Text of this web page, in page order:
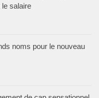
salaire
noms pour le nouveau